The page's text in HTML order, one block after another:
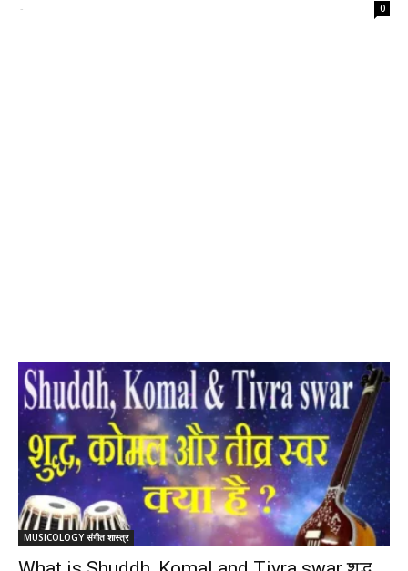
- 0
MUSICOLOGY संगीत शास्त्र